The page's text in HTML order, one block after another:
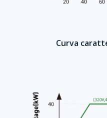
Curva